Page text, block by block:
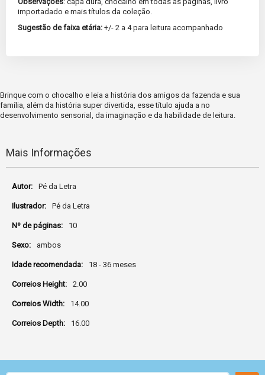
importadado e mais títulos da coleção.
Sugestão de faixa etária: +/- 2 a 4 para leitura acompanhado
Brinque com o chocalho e leia a história dos amigos da fazenda e sua
família, além da história super divertida, esse título ajuda a no
desenvolvimento sensorial, da imaginação e da habilidade de leitura.
Mais Informações
Informações
Pé da Letra
Pé da Letra
10
ambos
18 - 36 meses
2.00
14.00
16.00